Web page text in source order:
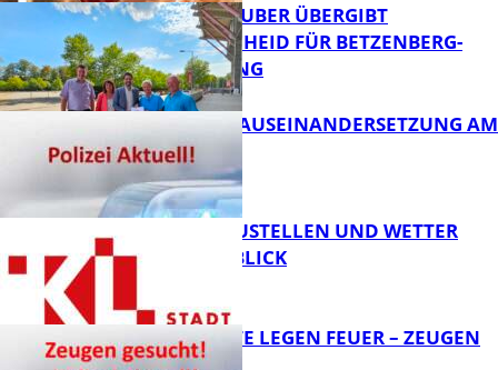
FB Kultur
MINISTER TEUBER ÜBERGIBT
FÖRDERBESCHEID FÜR BETZENBERG-
ENTWICKLUNG
HANDFESTE AUSEINANDERSETZUNG AM
PFAFFPLATZ
PARKEN, BAUSTELLEN UND WETTER
DIGITAL IM BLICK
UNBEKANNTE LEGEN FEUER – ZEUGEN
GESUCHT!